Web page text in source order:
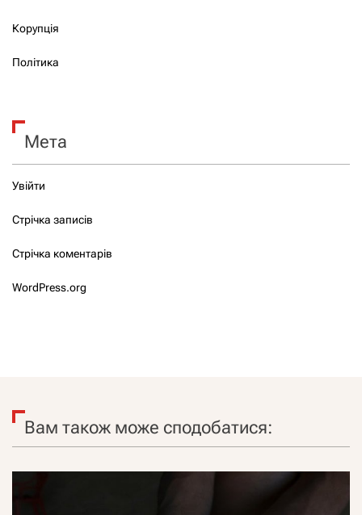
Корупція
Політика
Мета
Увійти
Стрічка записів
Стрічка коментарів
WordPress.org
Вам також може сподобатися: